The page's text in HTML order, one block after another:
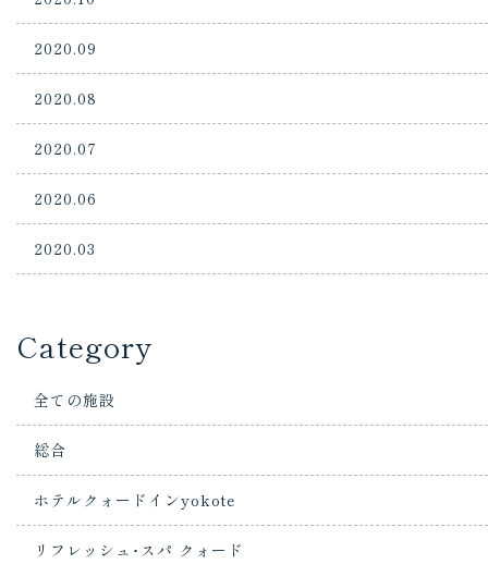
2020.09
2020.08
2020.07
2020.06
2020.03
Category
全ての施設
総合
ホテルクォードインyokote
リフレッシュ･スパ クォード